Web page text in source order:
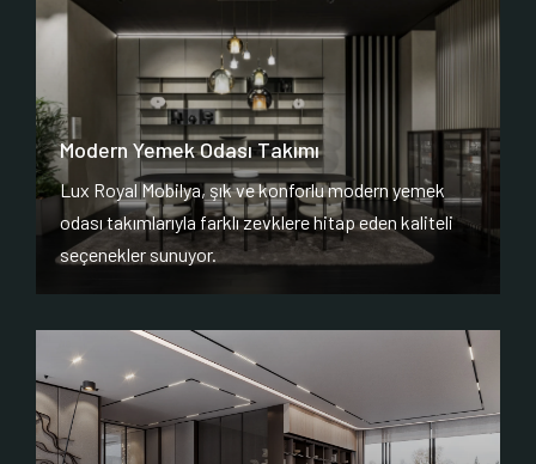
Modern Yemek Odası Takımı
Lux Royal Mobilya, şık ve konforlu modern yemek
odası takımlarıyla farklı zevklere hitap eden kaliteli
seçenekler sunuyor.